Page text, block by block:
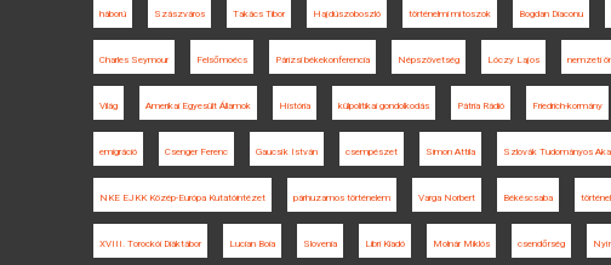
háború Szászváros Takács Tibor Hajdúszoboszló történelmi mítoszok Bogdan Diaconu
Charles Seymour Felsőmoécs Párizsi békekonferencia Népszövetség Lóczy Lajos nemzeti
Világ Amerikai Egyesült Államok História külpolitikai gondolkodás Pátria Rádió Friedrich-kormány
emigráció Csenger Ferenc Gaucsík István csempészet Simon Attila Szlovák Tudományos
NKE EJKK Közép-Európa Kutatóintézet párhuzamos történelem Varga Norbert Békéscsaba
XVIII. Torockói Diáktábor Lucian Boia Slovenia Libri Kiadó Molnár Miklós csendőrség